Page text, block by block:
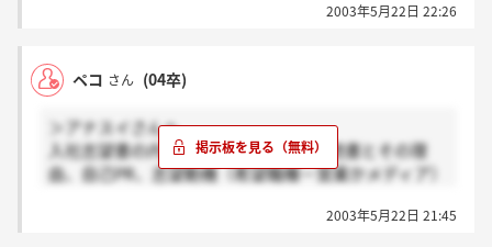
2003年5月22日 22:26
ペコ さん (04卒)
＞アナスイさんへ
入社志望書の内容は、長所・短所、愛読書とその理
由、自己PR、志望動機（希望職種－営業かメディア）
ことです。ちなみに俺は1日に面接です。お互い頑張
2003年5月22日 21:45